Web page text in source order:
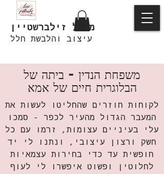
מיכל זילברשטיין
עיצוב והלבשת חלל
משפחת הנדין - ביתה של
הבלוגרית חיים של אמא
לקוחות חוזרים שהחליטו לעשות את
המעבר הגדול מהעיר לכפר - סמכו
עלי בעיניים עצומות, זרמו עם כל
חשק ורצון עיצובי, ונתנו לי יד
חופשית עד כדי בחירות עצמאיות
לחלוטין ופשוט איפשרו לי לעוף